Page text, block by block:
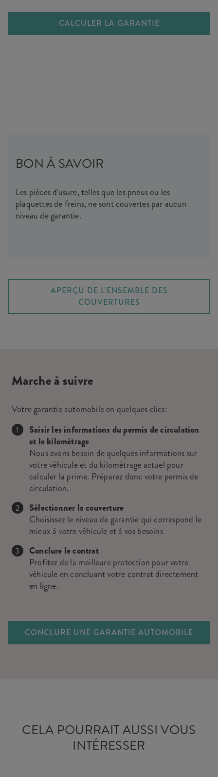
CALCULER LA GARANTIE
BON À SAVOIR
Les pièces d'usure, telles que les pneus ou les
plaquettes de freins, ne sont couvertes par aucun
niveau de garantie.
APERÇU DE L'ENSEMBLE DES
COUVERTURES
Marche à suivre
Votre garantie automobile en quelques clics:
Saisir les informations du permis de circulation
et le kilométrage
Nous avons besoin de quelques informations sur
votre véhicule et du kilométrage actuel pour
calculer la prime. Préparez donc votre permis de
circulation.
Sélectionner la couverture
Choisissez le niveau de garantie qui correspond le
mieux à votre véhicule et à vos besoins
Conclure le contrat
Profitez de la meilleure protection pour votre
véhicule en concluant votre contrat directement
en ligne.
CONCLURE UNE GARANTIE AUTOMOBILE
CELA POURRAIT AUSSI VOUS
INTÉRESSER